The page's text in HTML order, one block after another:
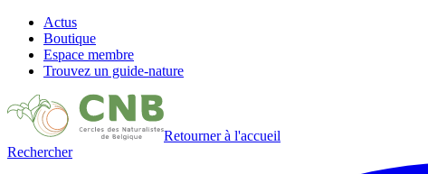
Actus
Boutique
Espace membre
Trouvez un guide-nature
Retourner à l'accueil
Rechercher